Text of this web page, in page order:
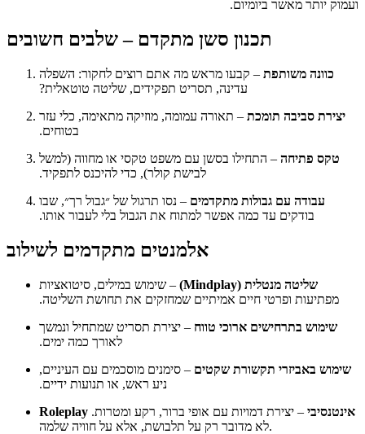
ועמוק יותר מאשר ביומיום.
תכנון סשן מתקדם – שלבים חשובים
כוונה משותפת – קבעו מראש מה אתם רוצים לחקור: השפלה
עדינה, תסריט תפקידים, שליטה טוטאלית?
יצירת סביבה תומכת – תאורה עמומה, מוזיקה מתאימה, כלי עזר
בטוחים.
טקס פתיחה – התחילו בסשן עם משפט טקסי או מחווה (למשל
לבישת קולר), כדי להיכנס לתפקיד.
עבודה עם גבולות מתקדמים – נסו תרגול של ״גבול רך״, שבו
בודקים עד כמה אפשר למתוח את הגבול בלי לעבור אותו.
אלמנטים מתקדמים לשילוב
שליטה מנטלית (Mindplay)
– שימוש במילים, סיטואציות
מפתיעות ופרטי חיים אמיתיים שמחזקים את תחושת השליטה.
שימוש בתרחישים ארוכי טווח – יצירת תסריט שמתחיל ונמשך
לאורך כמה ימים.
שימוש באביזרי תקשורת שקטים – סימנים מוסכמים עם העיניים,
ניע ראש, או תנועות ידיים.
Roleplay אינטנסיבי – יצירת דמויות עם אופי ברור, רקע ומטרות.
לא מדובר רק על תלבושת, אלא על חוויה שלמה.